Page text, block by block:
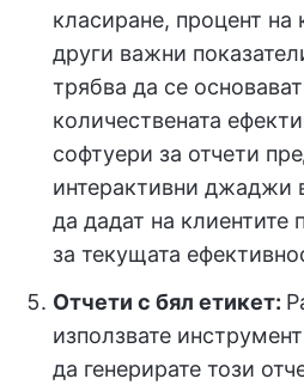
класиране, процент на
други важни
трябва да се
количествената
софтуери за отчети
интерактивни джаджи
да дадат на клиентите
за текущата
Отчети с бял етикет:
използвате
да генерирате този